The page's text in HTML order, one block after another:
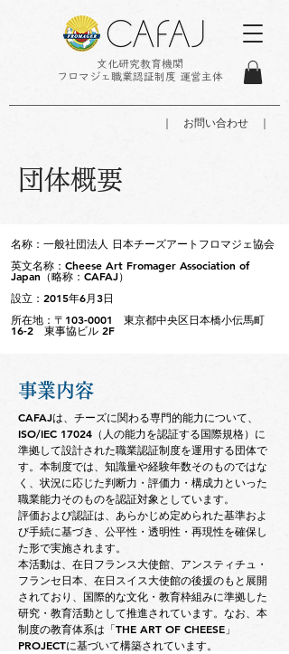
｜ お問い合わせ ｜
文化研究教育機関
フロマジェ職業認証制度 運営主体
団体概要
名称：一般社団法人 日本チーズアートフロマジェ協会
英文名称：Cheese Art Fromager Association of
Japan（略称：CAFAJ）
設立：2015年6月3日
所在地：〒103-0001 東京都中央区日本橋小伝馬町
16-2 東事協ビル 2F
事業内容
​​CAFAJは、チーズに関わる専門的能力について、
ISO/IEC 17024（人の能力を認証する国際規格）に
準拠して設計された職業認証制度を運用する団体で
す。本制度では、知識量や経験年数そのものではな
く、状況に応じた判断力・評価力・構成力といった
職業能力そのものを認証対象としています。
評価および認証は、あらかじめ定められた基準およ
び手続に基づき、公平性・透明性・再現性を確保し
た形で実施されます。
本活動は、在日フランス大使館、アンスティチュ・
フランセ日本、在日スイス大使館の後援のもと展開
されており、国際的な文化・教育枠組みに準拠した
研究・教育活動として推進されています。なお、本
制度の教育体系は「THE ART OF CHEESE」
PROJECTに基づいて構築されています。